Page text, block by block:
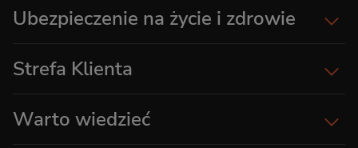
Ubezpieczenie na życie i zdrowie
Strefa Klienta
Warto wiedzieć